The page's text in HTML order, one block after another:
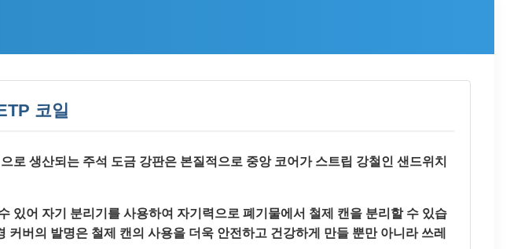
코일
생산되는 주석 도금 강판은 본질적으로 중앙 코어가 스트립 강철인 샌드위치
있어 자기 분리기를 사용하여 자기력으로 폐기물에서 철제 캔을 분리할 수 있습
버의 발명은 철제 캔의 사용을 더욱 안전하고 건강하게 만들 뿐만 아니라 쓰레